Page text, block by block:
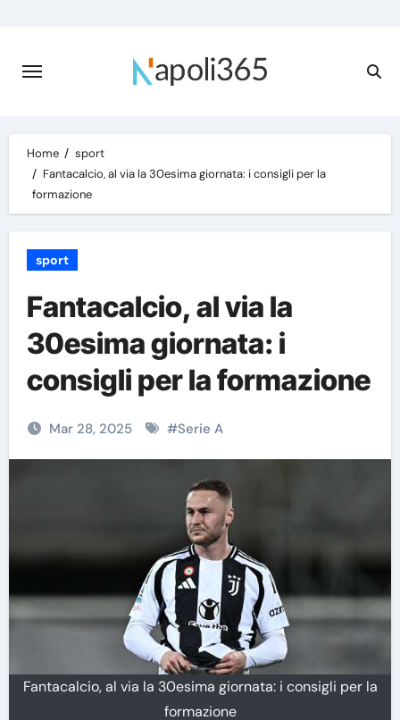
content
Home
sport
Fantacalcio, al via la 30esima giornata: i consigli per la
formazione
sport
Fantacalcio, al via la
30esima giornata: i
consigli per la formazione
Mar 28, 2025 #Serie A
Fantacalcio, al via la 30esima giornata: i consigli per la
formazione